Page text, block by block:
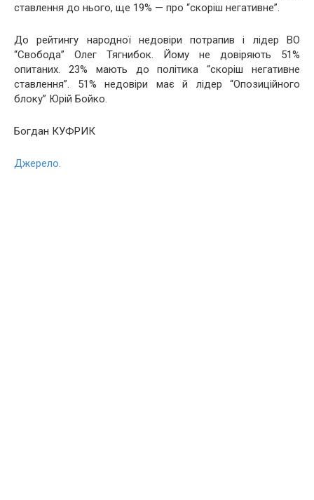
ставлення до нього, ще 19% — про “скорiш негативне”.
До рейтингу народної недовiри потрапив i лiдер ВО
“Свобода” Олег Тягнибок. Йому не довiряють 51%
опитаних. 23% мають до полiтика “скорiш негативне
ставлення”. 51% недовiри має й лiдер “Опозицiйного
блоку” Юрiй Бойко.
Богдан КУФРИК
Джерело.